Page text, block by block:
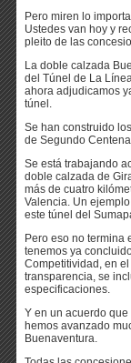
Pero miren lo
Ustedes van hoy y
pleito de las
La doble calzada
del Túnel de La
ahora adjudicamos
túnel.
Se han construido
de Segundo
Se está trabajando
doble calzada de
más de cuatro
Valencia. Un
este túnel del
Pero eso no termina
tenemos ya
Competitividad, en
transparencia, se
especificaciones.
Y en un acuerdo
hemos avanzado
Buenaventura.